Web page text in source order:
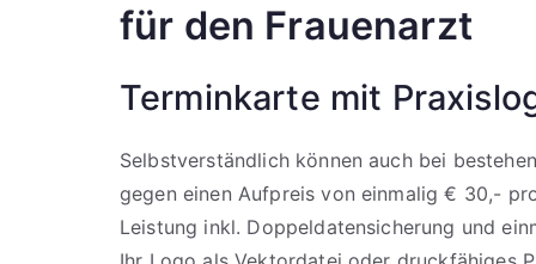
für den Frauenarzt
Terminkarte mit
Selbstverständlich können auch bei
gegen einen Aufpreis von einmalig € 30,-
Leistung inkl. Doppeldatensicherung und